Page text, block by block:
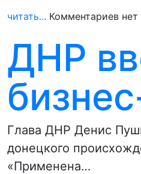
читать... Комментариев нет
ДНР
Глава ДНР Денис
донецкого
«Применена…